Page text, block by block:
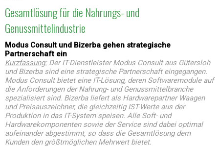
Gesamtlösung für die Nahrungs- und
Genussmittelindustrie
Modus Consult und Bizerba gehen strategische
Partnerschaft ein
Kurzfassung:Der IT-Dienstleister Modus Consult aus Gütersloh
und Bizerba sind eine strategische Partnerschaft eingegangen.
Modus Consult bietet eine IT-Lösung, deren Softwaremodule auf
die Anforderungen der Nahrung- und Genussmittelbranche
spezialisiert sind. Bizerba liefert als Hardwarepartner Waagen
und Preisauszeichner, die gleichzeitig IST-Werte aus der
Produktion in das IT-System speisen. Alle Soft- und
Hardwarekomponenten sowie der Service sind dabei optimal
aufeinander abgestimmt, so dass die Gesamtlösung dem
Kunden den größtmöglichen Mehrwert bietet.